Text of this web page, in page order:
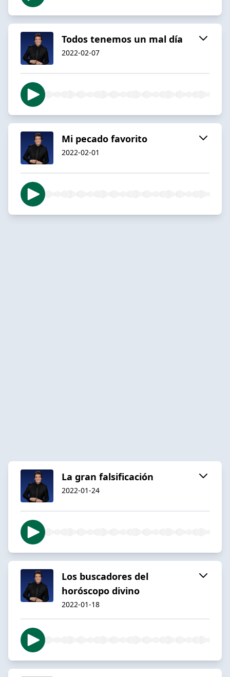
Todos tenemos un mal día
2022-02-07
Mi pecado favorito
2022-02-01
La gran falsificación
2022-01-24
Los buscadores del
horóscopo divino
2022-01-18